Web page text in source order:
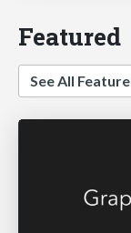
Featured
See All